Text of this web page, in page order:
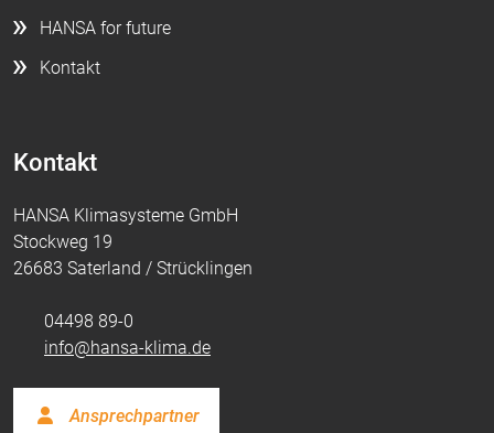
HANSA for future
Kontakt
Kontakt
HANSA Klimasysteme GmbH
Stockweg 19
26683 Saterland / Strücklingen
04498 89-0
info@hansa-klima.de
Ansprechpartner